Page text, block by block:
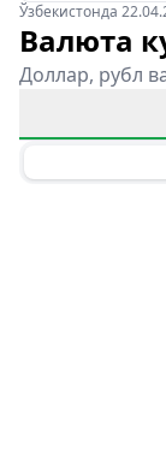
Ўзбекистонда
Валюта
Доллар, рубл